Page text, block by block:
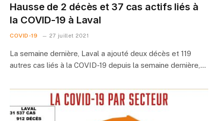
Hausse de 2 décès et 37 cas actifs liés à
la COVID-19 à Laval
COVID-19 27 juillet 2021
La semaine dernière, Laval a ajouté deux décès et 119
autres cas liés à la COVID-19 depuis la semaine dernière,…